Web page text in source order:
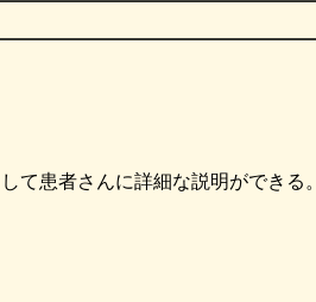
て患者さんに詳細な説明ができる。